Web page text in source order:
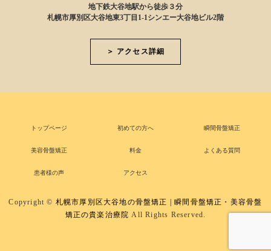
地下鉄大谷地駅から徒歩３分
札幌市厚別区大谷地東3丁目1-1シンエー大谷地ビル2階
＞ アクセス詳細
トップページ 初めての方へ 瞬間骨盤矯正
美容骨盤矯正 料金 よくある質問
患者様の声 アクセス
Copyright © 札幌市厚別区大谷地の骨盤矯正 | 瞬間骨盤矯正・美容骨盤
矯正の貴楽治療院 All Rights Reserved.